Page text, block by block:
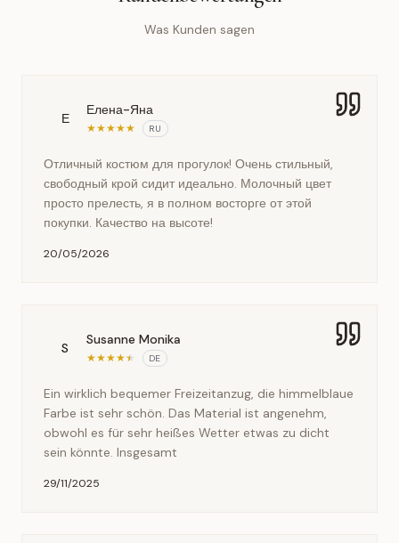
Was Kunden sagen
Е
Елена-Яна
★★★★★ RU
Отличный костюм для прогулок! Очень стильный,
свободный крой сидит идеально. Молочный цвет
просто прелесть, я в полном восторге от этой
покупки. Качество на высоте!
20/05/2026
S
Susanne Monika
★★★★★ DE
Ein wirklich bequemer Freizeitanzug, die himmelblaue
Farbe ist sehr schön. Das Material ist angenehm,
obwohl es für sehr heißes Wetter etwas zu dicht
sein könnte. Insgesamt
29/11/2025